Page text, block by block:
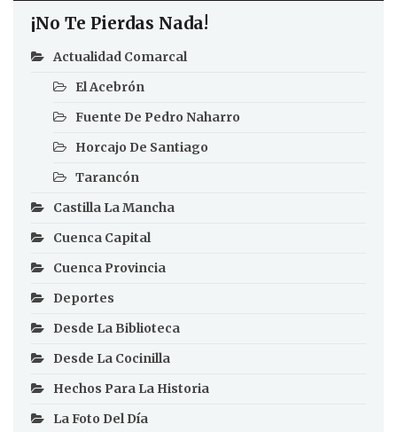
¡No Te Pierdas Nada!
Actualidad Comarcal
El Acebrón
Fuente De Pedro Naharro
Horcajo De Santiago
Tarancón
Castilla La Mancha
Cuenca Capital
Cuenca Provincia
Deportes
Desde La Biblioteca
Desde La Cocinilla
Hechos Para La Historia
La Foto Del Día